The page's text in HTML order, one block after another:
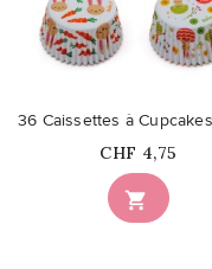

Prix
CHF 4,75